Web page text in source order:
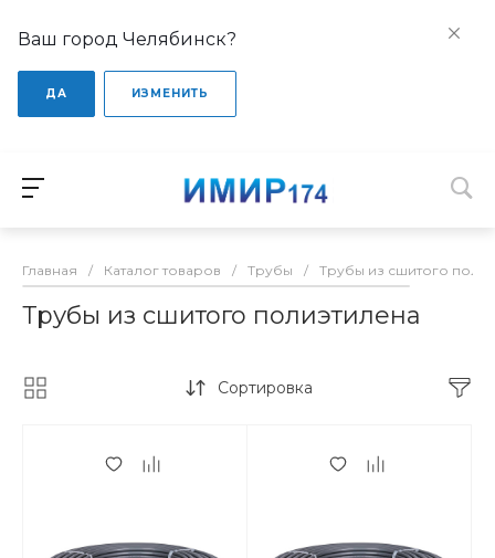
Ваш город Челябинск?
ДА ИЗМЕНИТЬ
Главная / Каталог товаров / Трубы / Трубы из сшитого
Трубы из сшитого полиэтилена
Сортировка